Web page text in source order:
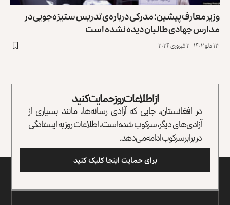
وزیر معارف پیشین: مدرکی درباره‌ی تدریس ستیزه‌جویی در
مدارس جهادی طالبان دیده نشده است
۱۳ دلو ۱۴۰۲ - ۲ فبروری ۲۰۲۴
از اطلاعات روز حمایت کنید
در افغانستان، جایی که آزادی رسانه‌ها، مانند بسیاری از
آزادی‌های دیگر، سرکوب شده است، اطلاعات روز به ایستادگی
در برابر سرکوب ادامه می‌دهد.
برای حمایت اینجا کلیک کنید